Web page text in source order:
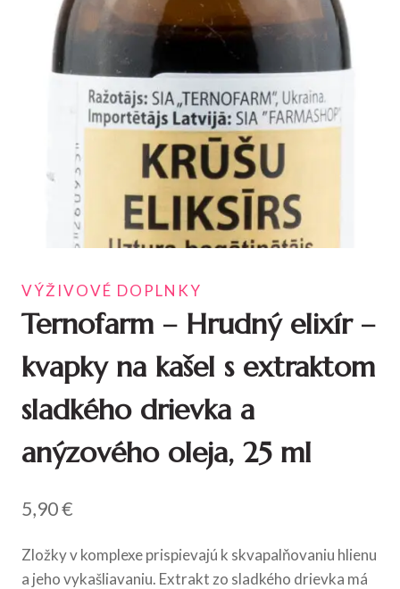
VÝŽIVOVÉ DOPLNKY
Ternofarm – Hrudný elixír –
kvapky na kašel s extraktom
sladkého drievka a
anýzového oleja, 25 ml
5,90€
Zložky v komplexe prispievajú k skvapalňovaniu hlienu
a jeho vykašliavaniu. Extrakt zo sladkého drievka má